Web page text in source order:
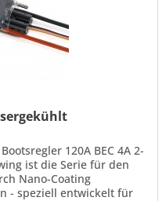
120A BEC 4A 2-
ist die Serie für den
Nano-Coating
- speziell entwickelt für